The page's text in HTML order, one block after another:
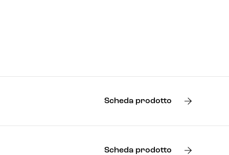
Scheda prodotto
Scheda prodotto